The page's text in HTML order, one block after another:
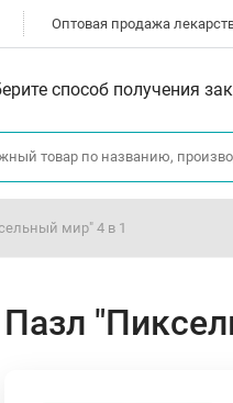
Оптовая продажа
способ получения
мир" 4 в 1
Пазл